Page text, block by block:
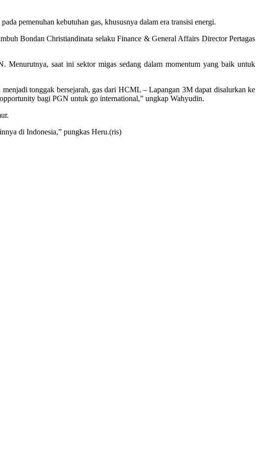
pemenuhan kebutuhan gas, khususnya dalam era transisi energi.
Bondan Christiandinata selaku Finance & General Affairs Director Pertagas
Menurutnya, saat ini sektor migas sedang dalam momentum yang baik untuk
tonggak bersejarah, gas dari HCML – Lapangan 3M dapat disalurkan ke
bagi PGN untuk go international,” ungkap Wahyudin.
di Indonesia,” pungkas Heru.(ris)